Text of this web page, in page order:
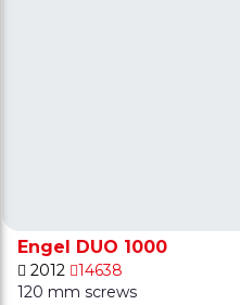
Engel DUO 1000
2012
14638
120 mm screws